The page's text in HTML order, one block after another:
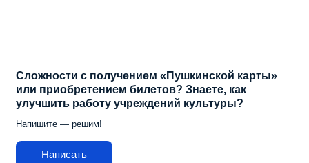
Сложности с получением «Пушкинской карты»
или приобретением билетов? Знаете, как
улучшить работу учреждений культуры?
Напишите — решим!
Написать